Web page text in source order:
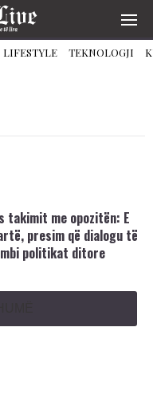
LIFESTYLE TEKNOLOGJI
takimit me opozitën: E
presim që dialogu të
politikat ditore